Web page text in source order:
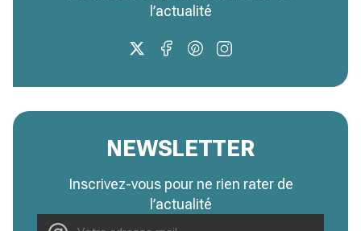
l’actualité
NEWSLETTER
Inscrivez-vous pour ne rien rater de
l’actualité